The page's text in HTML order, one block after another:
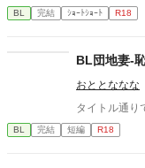
BL 完結 ｼｮｰﾄｼｮｰﾄ R18
BL団地妻-
おととななな
BL 完結 短編 R18